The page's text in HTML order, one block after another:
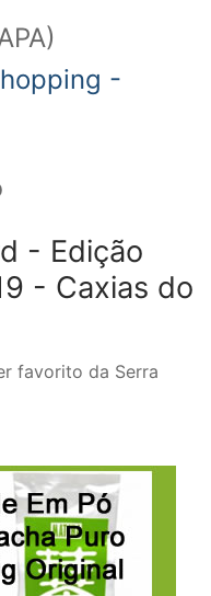
-
- Edição
- Caxias do
favorito da Serra